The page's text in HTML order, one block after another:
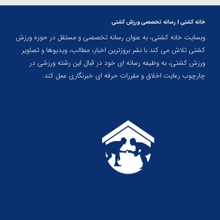
خانه کشتی | رسانه تخصصی ورزش کشتی
وبسایت خانه کشتی، به عنوان رسانه تخصصی و مستقل در حوزه ورزش
کشتی تلاش می کند با نشر بروزترین اخبار، مطالب، ویدیوها و تصاویر
ورزش کشتی، به وظیفه رسانه ای خود در قبال این رشته ورزشی در
چارچوب رعایت اخلاق و مقررات حرفه ای خبرنگاری عمل کند.